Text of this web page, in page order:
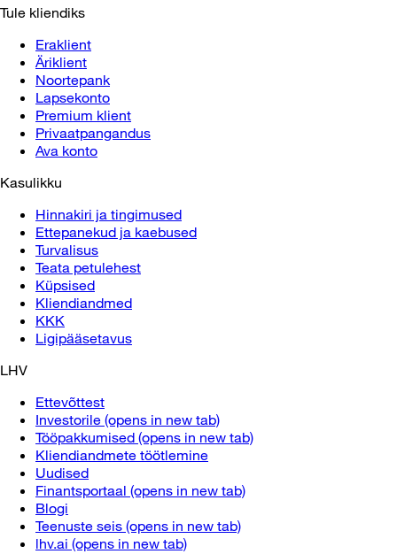
Tule kliendiks
Eraklient
Äriklient
Noortepank
Lapsekonto
Premium klient
Privaatpangandus
Ava konto
Kasulikku
Hinnakiri ja tingimused
Ettepanekud ja kaebused
Turvalisus
Teata petulehest
Küpsised
Kliendiandmed
KKK
Ligipääsetavus
LHV
Ettevõttest
Investorile (opens in new tab)
Tööpakkumised (opens in new tab)
Kliendiandmete töötlemine
Uudised
Finantsportaal (opens in new tab)
Blogi
Teenuste seis (opens in new tab)
lhv.ai (opens in new tab)